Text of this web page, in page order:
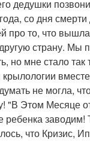
дедушки
со дня
про то, что
страну. Мы
но мне стало
не могла,
"В Этом Месяце
заводим!
что Кризис,